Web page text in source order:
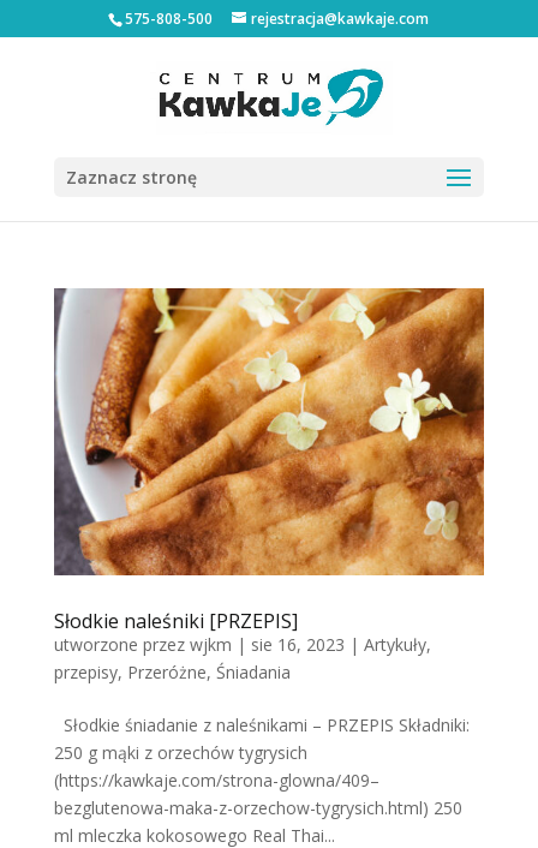
575-808-500 rejestracja@kawkaje.com
Zaznacz stronę
Słodkie naleśniki [PRZEPIS]
utworzone przez wjkm | sie 16, 2023 | Artykuły,
przepisy, Przeróżne, Śniadania
Słodkie śniadanie z naleśnikami – PRZEPIS Składniki:
250 g mąki z orzechów tygrysich
(https://kawkaje.com/strona-glowna/409–
bezglutenowa-maka-z-orzechow-tygrysich.html) 250
ml mleczka kokosowego Real Thai...